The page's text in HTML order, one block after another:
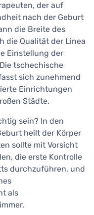
der auf
nach der Geburt
die Breite des
die Qualität der Linea
Einstellung der
tschechische
sich zunehmend
Einrichtungen
Städte.
sein? In den
heilt der Körper
sollte mit Vorsicht
die erste Kontrolle
durchzuführen, und
als